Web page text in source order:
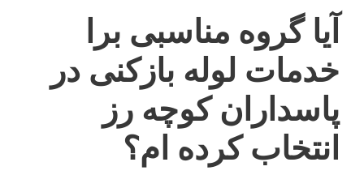
آیا گروه مناسبی برا
خدمات لوله بازکنی در
پاسداران کوچه رز
انتخاب کرده ام؟